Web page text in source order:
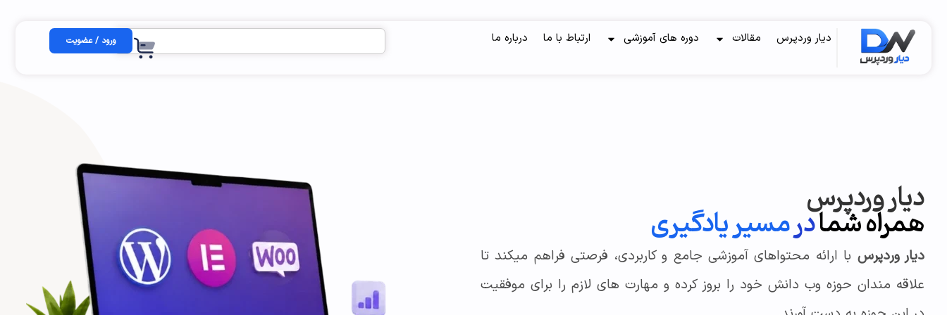
دیار وردپرس مقالات دوره های آموزشی ارتباط با ما درباره ما ورود / عضویت
دیار وردپرس
همراه شمادرمسیر یادگیری
دیار وردپرس با ارائه محتواهای آموزشی جامع و کاربردی، فرصتی فراهم میکند تا
علاقه‌ مندان حوزه وب دانش خود را بروز کرده و مهارت‌ های لازم را برای موفقیت